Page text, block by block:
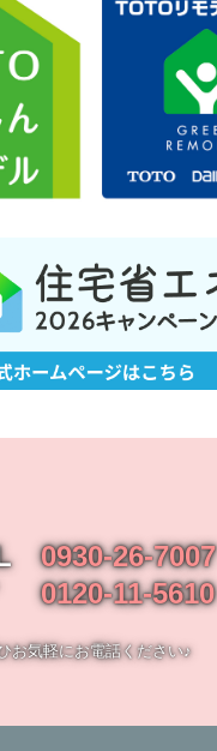
0930-26-7007
0120-11-5610